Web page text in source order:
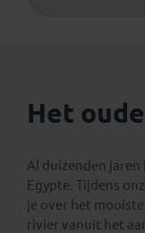
Het
Al duizenden jaren
Egypte. Tijdens
je over het
rivier vanuit het